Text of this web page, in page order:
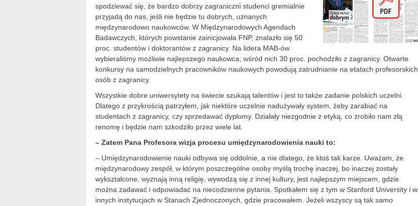
spodziewać się, że bardzo dobrzy zagraniczni studenci gremialnie
przyjadą do nas, jeśli nie będzie tu dobrych, uznanych
międzynarodowo naukowców. W Międzynarodowych Agendach
Badawczych, których powstanie zainicjowała FNP, znalazło się 50
proc. studentów i doktorantów z zagranicy. Na lidera MAB-ów
wybieraliśmy możliwie najlepszego naukowca; wśród nich 30 proc. pochodziło z zagranicy. Otwarte
konkursy na samodzielnych pracowników naukowych powodują zatrudnianie na etatach profesorskich
osób z zagranicy.
Wszystkie dobre uniwersytety na świecie szukają talentów i jest to także zadanie polskich uczelni.
Dlatego z przykrością patrzyłem, jak niektóre uczelnie nadużywały system, żeby zarabiać na
studentach z zagranicy, czy sprzedawać dyplomy. Działały niezgodnie z etyką, co zrobiło nam złą
renomę i będzie nam szkodziło przez wiele lat.
– Zatem Pana Profesora wizja procesu umiędzynarodowienia nauki to:
– Umiędzynarodowienie nauki odbywa się oddolnie, a nie dlatego, że ktoś tak karze. Uważam, że
międzynarodowy zespół, w którym poszczególne osoby myślą trochę inaczej, bo inaczej zostały
wykształcone, wyznają inną religię, wywodzą się z innej kultury, jest najlepszym miejscem, gdzie
można zadawać i odpowiadać na niecodzienne pytania. Spotkałem się z tym w Stanford University i w
innych instytucjach w Stanach Zjednoczonych, gdzie pracowałem. Jeżeli wszyscy są tak samo